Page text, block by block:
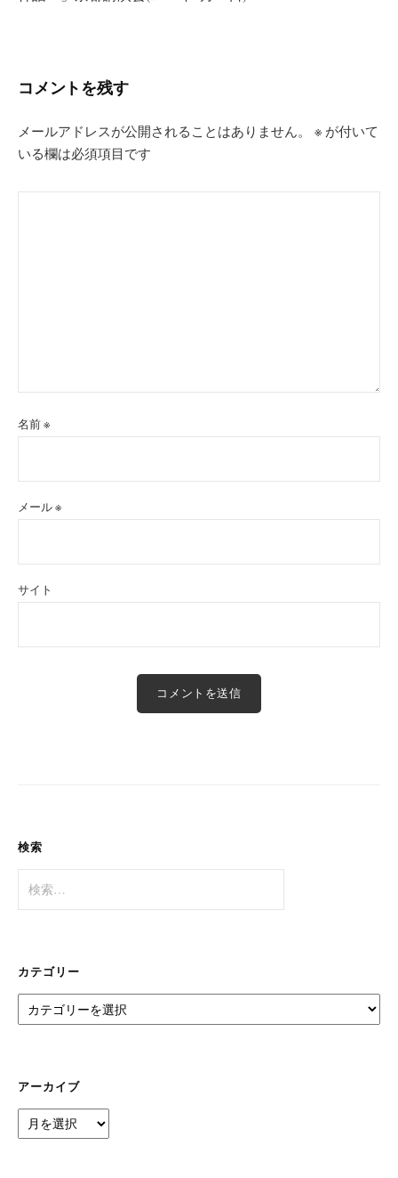
ン
コメントを残す
メールアドレスが公開されることはありません。 ※ が付いて
いる欄は必須項目です
名前※
メール※
サイト
検索
索:
カテゴリー
テ
ー
アーカイブ
ー